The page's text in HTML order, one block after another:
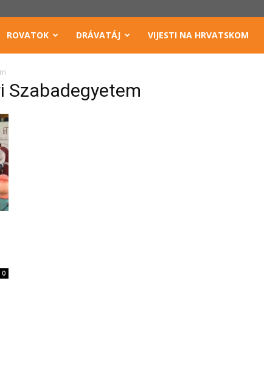
ROVATOK DRÁVATÁJ VIJESTI NA HRVATSKOM
Szabadegyetem
0